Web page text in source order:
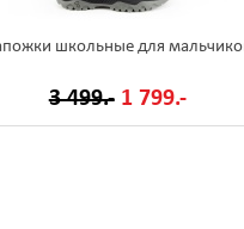
школьные для
3 499.- 1 799.-